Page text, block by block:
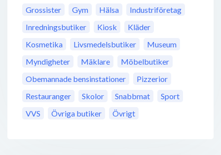
Grossister
Gym Hälsa
Industriföretag
Inredningsbutiker
Kiosk
Kläder
Kosmetika
Livsmedelsbutiker
Museum
Myndigheter
Mäklare
Möbelbutiker
Obemannade bensinstationer
Pizzerior
Restauranger
Skolor Snabbmat
Sport
VVS
Övriga butiker Övrigt